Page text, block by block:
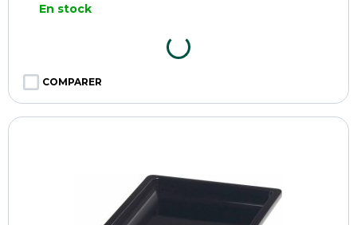
En stock
COMPARER